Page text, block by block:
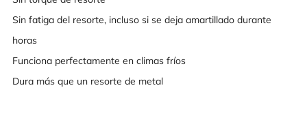
Sin fatiga del resorte, incluso si se deja amartillado durante
horas
Funciona perfectamente en climas fríos
Dura más que un resorte de metal